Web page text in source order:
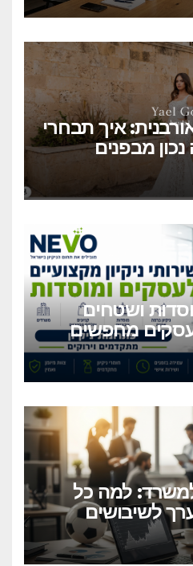
איך תבחרי
מבפנים
ושטחים
מחפשים
מקצועיים
למה כל
לשיבושים